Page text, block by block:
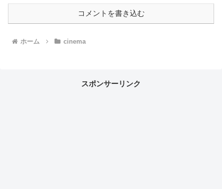
コメントを書き込む
ホーム cinema
スポンサーリンク